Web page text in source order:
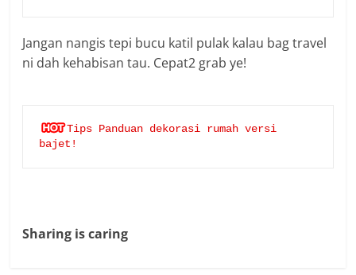
Jangan nangis tepi bucu katil pulak kalau bag travel
ni dah kehabisan tau. Cepat2 grab ye!
Tips Panduan dekorasi rumah versi
bajet!
Sharing is caring